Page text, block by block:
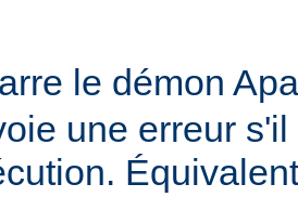
le démon
une erreur